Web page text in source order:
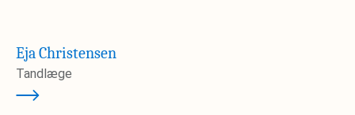
Eja Christensen
Tandlæge